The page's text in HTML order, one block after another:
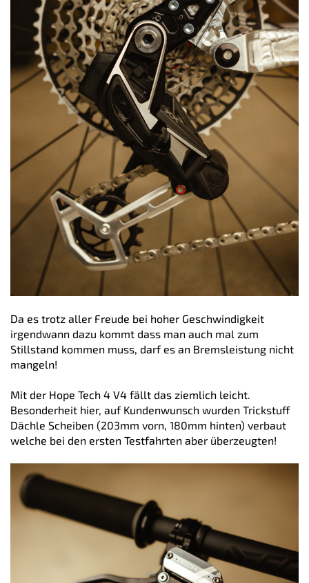
Da es trotz aller Freude bei hoher Geschwindigkeit
irgendwann dazu kommt dass man auch mal zum
Stillstand kommen muss, darf es an Bremsleistung nicht
mangeln!
Mit der Hope Tech 4 V4 fällt das ziemlich leicht.
Besonderheit hier, auf Kundenwunsch wurden Trickstuff
Dächle Scheiben (203mm vorn, 180mm hinten) verbaut
welche bei den ersten Testfahrten aber überzeugten!